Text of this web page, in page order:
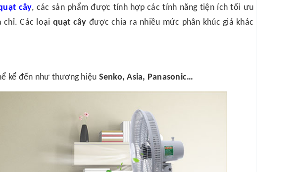
cây, các sản phẩm được tính hợp các tính năng tiện ích tối ưu
Các loại quạt cây được chia ra nhiều mức phân khúc giá khác
kể đến như thương hiệu Senko, Asia, Panasonic…